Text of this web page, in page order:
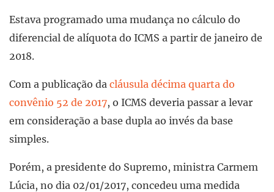
Estava programado uma mudança no cálculo do
diferencial de alíquota do ICMS a partir de janeiro de
2018.
Com a publicação da cláusula décima quarta do
convênio 52 de 2017, o ICMS deveria passar a levar
em consideração a base dupla ao invés da base
simples.
Porém, a presidente do Supremo, ministra Carmem
Lúcia, no dia 02/01/2017, concedeu uma medida